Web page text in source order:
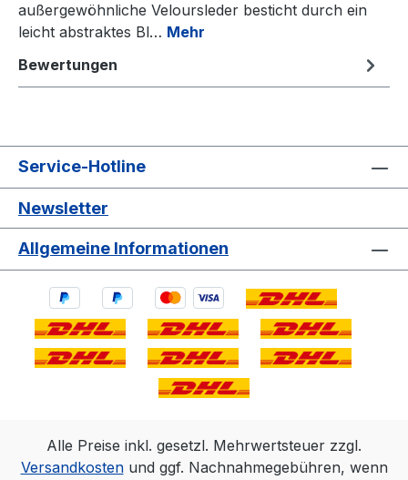
außergewöhnliche Veloursleder besticht durch ein
leicht abstraktes Bl… Mehr
Bewertungen
Service-Hotline
Newsletter
Allgemeine Informationen
Alle Preise inkl. gesetzl. Mehrwertsteuer zzgl.
Versandkostenund ggf. Nachnahmegebühren, wenn